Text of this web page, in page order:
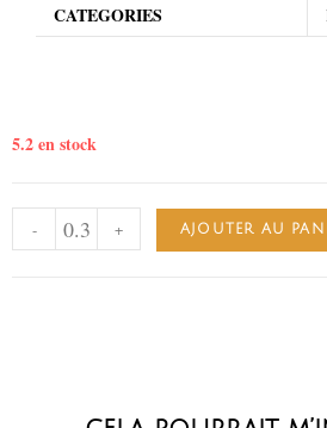
CATEGORIES
5.2 en stock
- + AJOUTER AU